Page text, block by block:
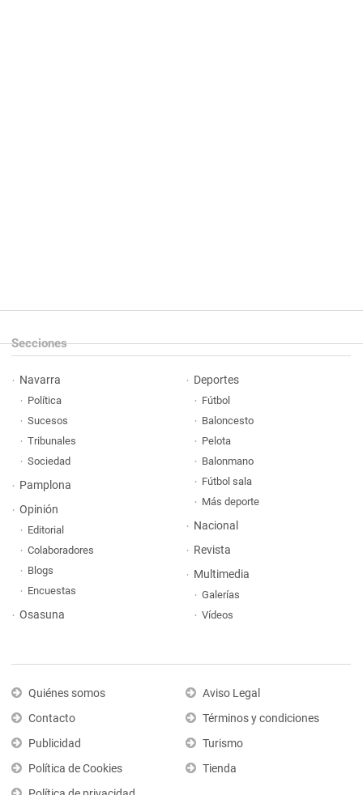
Secciones
Navarra
Política
Sucesos
Tribunales
Sociedad
Pamplona
Opinión
Editorial
Colaboradores
Blogs
Encuestas
Osasuna
Deportes
Fútbol
Baloncesto
Pelota
Balonmano
Fútbol sala
Más deporte
Nacional
Revista
Multimedia
Galerías
Vídeos
Quiénes somos
Contacto
Publicidad
Política de Cookies
Aviso Legal
Términos y condiciones
Turismo
Tienda